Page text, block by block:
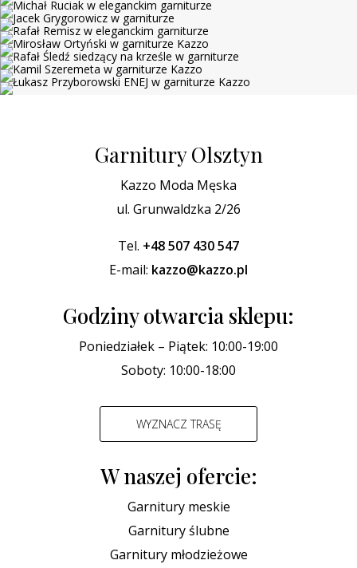
Garnitury Olsztyn
Kazzo Moda Męska
ul. Grunwaldzka 2/26
Tel. +48 507 430 547
E-mail: kazzo@kazzo.pl
Godziny otwarcia sklepu:
Poniedziałek – Piątek: 10:00-19:00
Soboty: 10:00-18:00
WYZNACZ TRASĘ
W naszej ofercie:
Garnitury meskie
Garnitury ślubne
Garnitury młodzieżowe